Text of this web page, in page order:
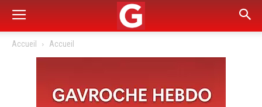
Accueil Accueil